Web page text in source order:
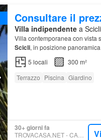
Consultare il
Villa indipendentea
Villa contemporanea con vista
Scicli, in posizione
contemporanea di recente
5 locali
300 m²
Terrazzo Piscina Giardino
30+ giorni fa
TROVACASA.NET - CANNELLA SRLS